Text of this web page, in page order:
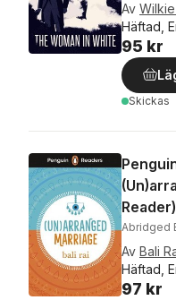
Av
Häftad,
95 kr
Skickas
Reader)
Abridged
Av Bali
Häftad,
97 kr